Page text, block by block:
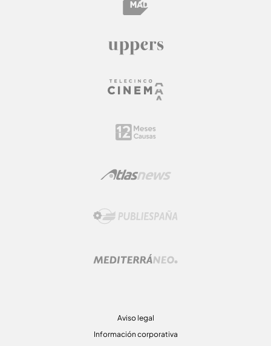
Aviso legal
Información corporativa